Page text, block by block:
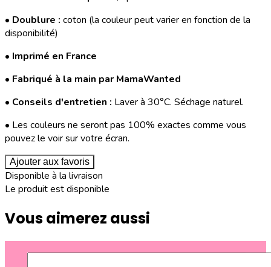
• Doublure : coton (la couleur peut varier en fonction de la
disponibilité)
• Imprimé en France
• Fabriqué à la main par MamaWanted
• Conseils d'entretien : Laver à 30°C. Séchage naturel.
• Les couleurs ne seront pas 100% exactes comme vous
pouvez le voir sur votre écran.
Ajouter aux favoris
Disponible à la livraison
Le produit est disponible
Vous aimerez aussi